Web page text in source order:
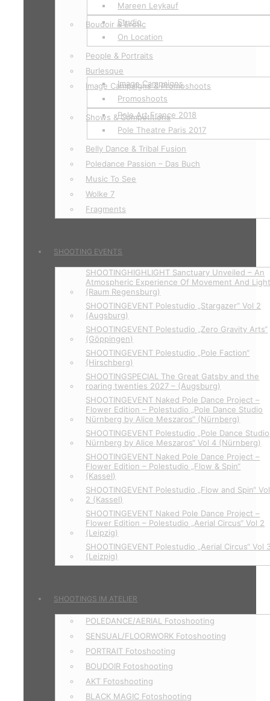
Mareen Leykauf
Boudoir & Erotic
Studio
On Location
People & Portraits
Burlesque
Image Campaigns & Promoshoots
Image Campaigns
Promoshoots
Shows & Competitions
Pole Art France 2018
Pole Theatre Paris 2017
Belly Dance & Tribal Fusion
Poledance Passion – Das Buch
Music To See
Wolke 7
Fragments
SHOOTING EVENTS
SHOOTINGHIGHLIGHT Sanctuary Unveiled – An
Atmospheric Experience Of Movement And
(Raum Regensburg)
SHOOTINGEVENT Polestudio „Stargazer“ Vol 2
(Augsburg)
SHOOTINGEVENT Polestudio „Zero Gravity Arts“
(Göppingen)
SHOOTINGEVENT Polestudio „Pole Faction“
(Hirschberg)
SHOOTINGSPECIAL The Great Gatsby and the
roaring twenties 2027 – (Augsburg)
SHOOTINGEVENT Naked Pole Dance Project –
Flower Edition – Polestudio „Pole Dance Studio
Nürnberg by Alice Meszaros“ (Nürnberg)
SHOOTINGEVENT Polestudio „Pole Dance Studio
Nürnberg by Alice Meszaros“ Vol 4 (Nürnberg)
SHOOTINGEVENT Naked Pole Dance Project –
Flower Edition – Polestudio „Flow & Spin“
(Kassel)
SHOOTINGEVENT Polestudio „Flow and Spin“ Vol
2 (Kassel)
SHOOTINGEVENT Naked Pole Dance Project –
Flower Edition – Polestudio „Aerial Circus“ Vol 2
(Leipzig)
SHOOTINGEVENT Polestudio „Aerial Circus“ Vol
(Leizpig)
SHOOTINGS IM ATELIER
POLEDANCE/AERIAL Fotoshooting
SENSUAL/FLOORWORK Fotoshooting
PORTRAIT Fotoshooting
BOUDOIR Fotoshooting
AKT Fotoshooting
BLACK MAGIC Fotoshooting